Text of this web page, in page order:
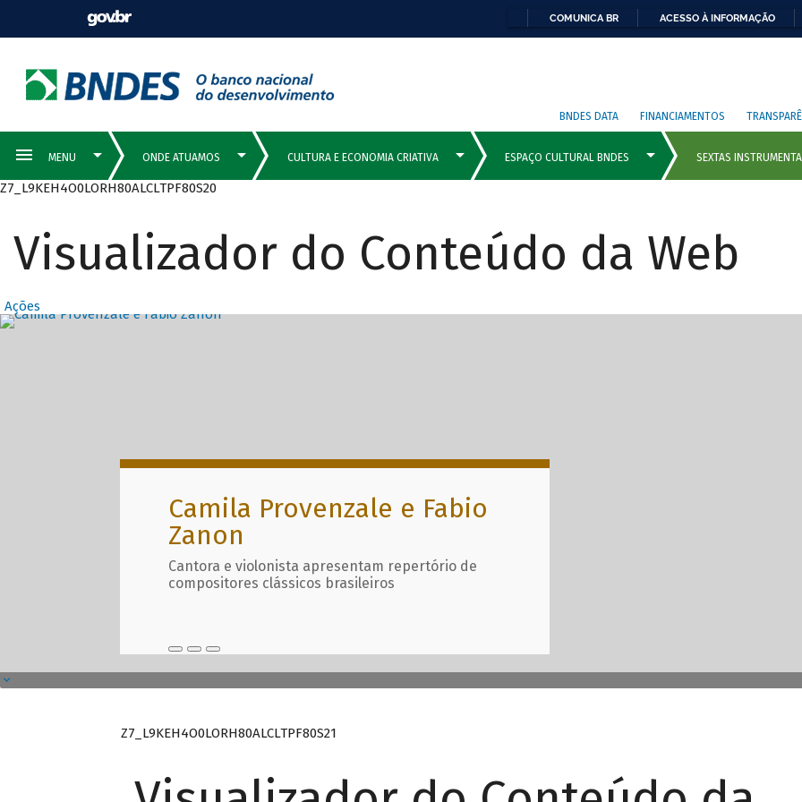
COMUNICA BR ACESSO À INFORMAÇÃO
BNDES DATA FINANCIAMENTOS
Z7_L9KEH4O0LORH80ALCLTPF80S20
Visualizador do Conteúdo da Web
Ações
Destaques Principais com
Camila Provenzale e Fabio
Zanon
Cantora e violonista apresentam repertório de
compositores clássicos brasileiros
Z7_L9KEH4O0LORH80ALCLTPF80S21